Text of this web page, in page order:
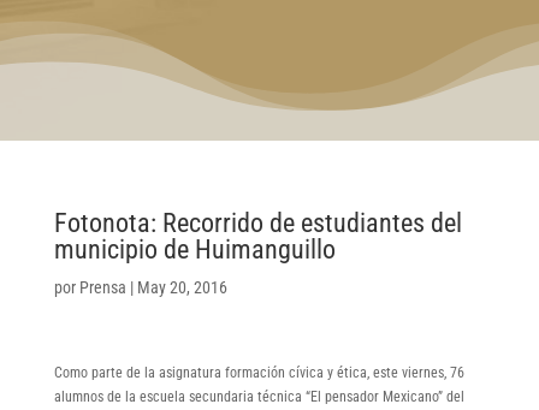
Fotonota: Recorrido de estudiantes del
municipio de Huimanguillo
por Prensa | May 20, 2016
Como parte de la asignatura formación cívica y ética, este viernes, 76
alumnos de la escuela secundaria técnica “El pensador Mexicano” del